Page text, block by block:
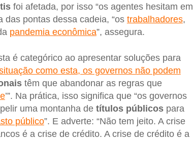
foi afetada, por isso “os agentes hesitam em
das pontas dessa cadeia, “os trabalhadores,
pandemia econômica”, assegura.
é categórico ao apresentar soluções para
como esta, os governos não podem
têm que abandonar as regras que
’”. Na prática, isso significa que “os governos
uma montanha de títulos públicospara
público”. E adverte: “Não tem jeito. A crise
é a crise de crédito. A crise de crédito é a